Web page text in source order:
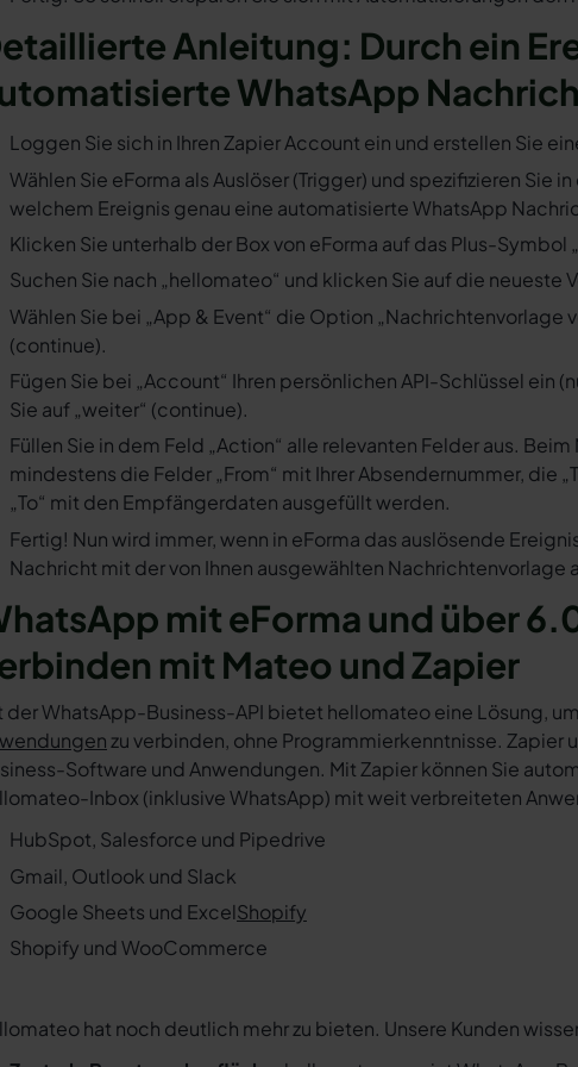
Anleitung: Durch ein
WhatsApp
Loggen Sie sich in Ihren Zapier Account ein und erstellen Sie
Wählen Sie eForma als Auslöser (Trigger) und spezifizieren Sie
welchem Ereignis genau eine automatisierte WhatsApp
Klicken Sie unterhalb der Box von eForma auf das Plus-Symbol
Suchen Sie nach „hellomateo“ und klicken Sie auf die neueste
Wählen Sie bei „App & Event“ die Option „Nachrichtenvorlage
(continue).
Fügen Sie bei „Account“ Ihren persönlichen API-Schlüssel ein
Sie auf „weiter“ (continue).
Füllen Sie in dem Feld „Action“ alle relevanten Felder aus.
mindestens die Felder „From“ mit Ihrer Absendernummer, die
„To“ mit den Empfängerdaten ausgefüllt werden.
Fertig! Nun wird immer, wenn in eForma das auslösende
Nachricht mit der von Ihnen ausgewählten Nachrichtenvorlage
mit eForma und über
mit Mateo und Zapier
der WhatsApp-Business-API bietet hellomateo eine Lösung,
zu verbinden, ohne Programmierkenntnisse.
Software und Anwendungen. Mit Zapier können Sie
Inbox (inklusive WhatsApp) mit weit verbreiteten
HubSpot, Salesforce und Pipedrive
Gmail, Outlook und Slack
Google Sheets und ExcelShopify
Shopify und WooCommerce
hat noch deutlich mehr zu bieten. Unsere Kunden